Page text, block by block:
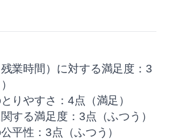
業時間）に対する満足度：3
りやすさ：4点（満足）
する満足度：3点（ふつう）
平性：3点（ふつう）